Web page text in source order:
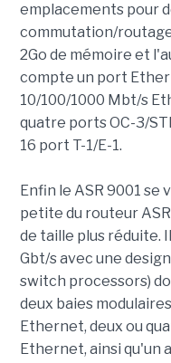
emplacements pour
commutation/
2Go de mémoire et
compte un port
10/100/1000 Mbt/s
quatre ports OC-3/
16 port T-1/E-1.
Enfin le ASR 9001
petite du routeur
de taille plus réduite.
Gbt/s avec une
switch processors)
deux baies
Ethernet, deux ou
Ethernet, ainsi qu'un